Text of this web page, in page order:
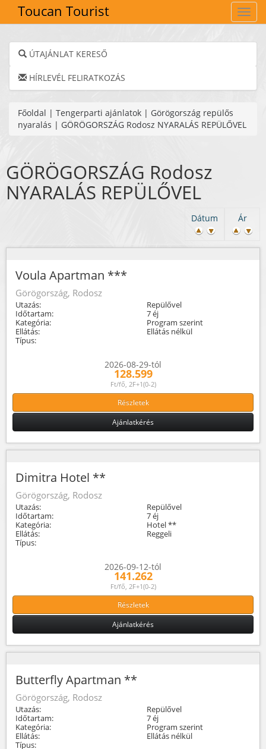
Toucan Tourist
ÚTAJÁNLAT KERESŐ
HÍRLEVÉL FELIRATKOZÁS
Főoldal | Tengerparti ajánlatok | Görögország repülős
nyaralás | GÖRÖGORSZÁG Rodosz NYARALÁS REPÜLŐVEL
GÖRÖGORSZÁG Rodosz
NYARALÁS REPÜLŐVEL
Ár
Dátum
Voula Apartman ***
Görögország, Rodosz
Utazás:
Repülővel
Időtartam:
7 éj
Kategória:
Program szerint
Ellátás:
Ellátás nélkül
Típus:
2026-08-29-tól
128.599
Ft/fő, 2F+1(0-2)
Részletek
Ajánlatkérés
Dimitra Hotel **
Görögország, Rodosz
Utazás:
Repülővel
Időtartam:
7 éj
Kategória:
Hotel **
Ellátás:
Reggeli
Típus:
2026-09-12-tól
141.262
Ft/fő, 2F+1(0-2)
Részletek
Ajánlatkérés
Butterfly Apartman **
Görögország, Rodosz
Utazás:
Repülővel
Időtartam:
7 éj
Kategória:
Program szerint
Ellátás:
Ellátás nélkül
Típus: